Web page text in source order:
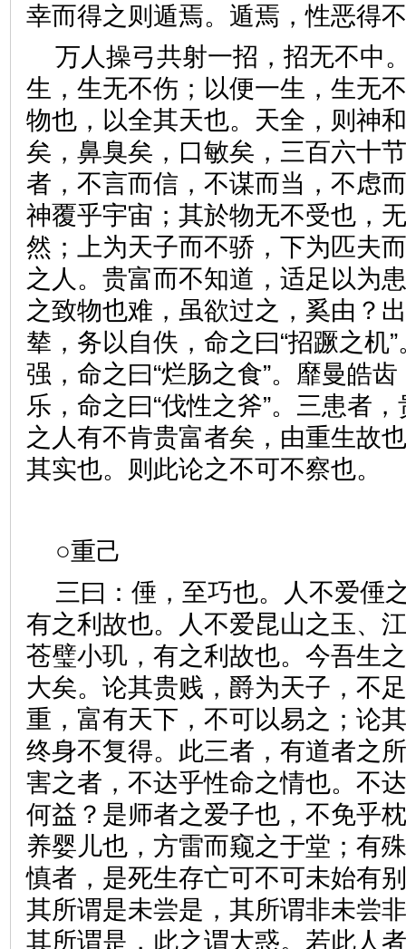
幸而得之则遁焉。遁焉，性
万人操弓共射一招，招无不中
生，生无不伤；以便一生，生无
物也，以全其天也。天全，则神
矣，鼻臭矣，口敏矣，三百六十
者，不言而信，不谋而当，不虑
神覆乎宇宙；其於物无不受也，
然；上为天子而不骄，下为匹夫
之人。贵富而不知道，适足以为
之致物也难，虽欲过之，奚由？
辇，务以自佚，命之曰“招蹶之机
强，命之曰“烂肠之食”。靡曼皓
乐，命之曰“伐性之斧”。三患者
之人有不肯贵富者矣，由重生故
其实也。则此论之不可不察也。
○重己
三曰：倕，至巧也。人不爱倕
有之利故也。人不爱昆山之玉、
苍璧小玑，有之利故也。今吾生
大矣。论其贵贱，爵为天子，不
重，富有天下，不可以易之；论
终身不复得。此三者，有道者之
害之者，不达乎性命之情也。不
何益？是师者之爱子也，不免乎
养婴儿也，方雷而窥之于堂；有
慎者，是死生存亡可不可未始有
其所谓是未尝是，其所谓非未尝
其所谓是，此之谓大惑。若此人